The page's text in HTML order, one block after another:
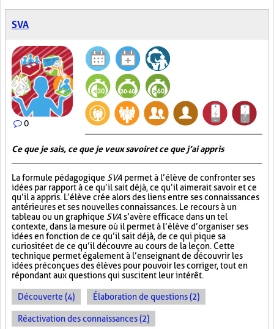
SVA
0
Ce que je sais, ce que je veux savoir et ce que j’ai appris
La formule pédagogique SVA permet à l’élève de confronter ses
idées par rapport à ce qu’il sait déjà, ce qu’il aimerait savoir et ce
qu’il a appris. L’élève crée alors des liens entre ses connaissances
antérieures et ses nouvelles connaissances. Le recours à un
tableau ou un graphique SVA s’avère efficace dans un tel
contexte, dans la mesure où il permet à l’élève d’organiser ses
idées en fonction de ce qu’il sait déjà, de ce qui pique sa
curiosité et de ce qu’il découvre au cours de la leçon. Cette
technique permet également à l’enseignant de découvrir les
idées préconçues des élèves pour pouvoir les corriger, tout en
répondant aux questions qui suscitent leur intérêt.
Découverte (4) Élaboration de questions (2)
Réactivation des connaissances (2)